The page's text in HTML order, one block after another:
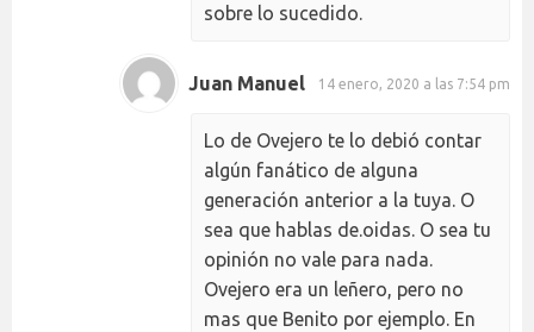
sobre lo sucedido.
Juan Manuel 14 enero, 2020 a las 7:54 pm
Lo de Ovejero te lo debió contar
algún fanático de alguna
generación anterior a la tuya. O
sea que hablas de.oidas. O sea tu
opinión no vale para nada.
Ovejero era un leñero, pero no
mas que Benito por ejemplo. En